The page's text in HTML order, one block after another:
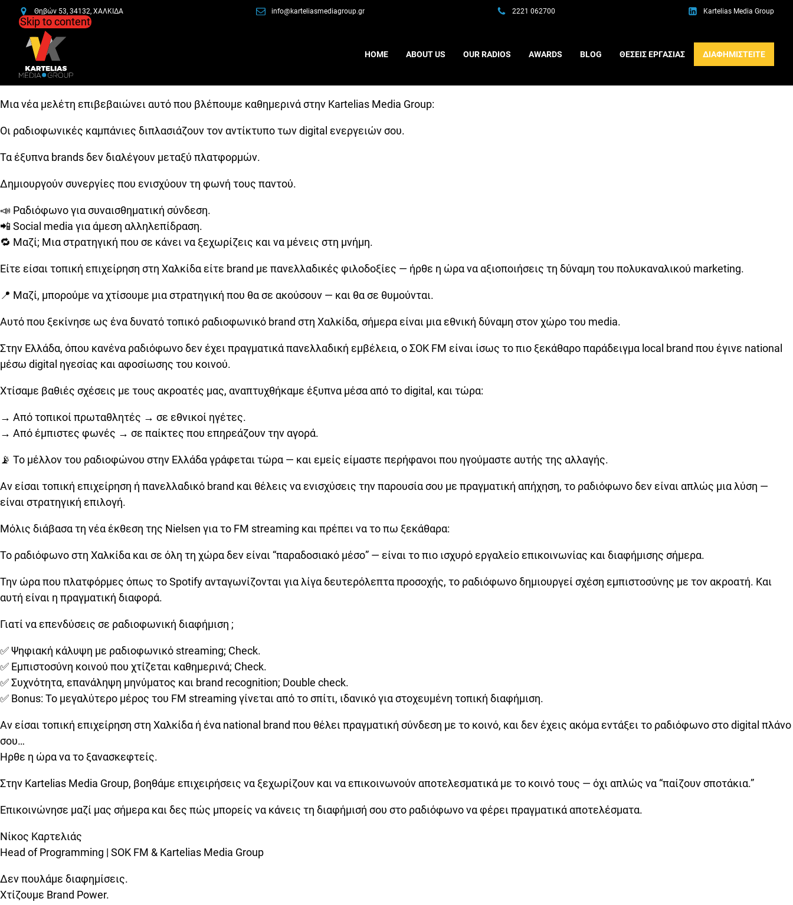
Θηβών 53, 34132, ΧΑΛΚΙΔΑ info@karteliasmediagroup.gr 2221 062700 Kartelias Media Group
Skip to content
HOME ABOUT US OUR RADIOS AWARDS BLOG ΘΕΣΕΙΣ ΕΡΓΑΣΙΑΣ ΔΙΑΦΗΜΙΣΤΕΙΤΕ
Μια νέα μελέτη επιβεβαιώνει αυτό που βλέπουμε καθημερινά στην Kartelias Media Group:
Οι ραδιοφωνικές καμπάνιες διπλασιάζουν τον αντίκτυπο των digital ενεργειών σου.
Τα έξυπνα brands δεν διαλέγουν μεταξύ πλατφορμών.
Δημιουργούν συνεργίες που ενισχύουν τη φωνή τους παντού.
📣 Ραδιόφωνο για συναισθηματική σύνδεση.
📲 Social media για άμεση αλληλεπίδραση.
🔁 Μαζί; Μια στρατηγική που σε κάνει να ξεχωρίζεις και να μένεις στη μνήμη.
Είτε είσαι τοπική επιχείρηση στη Χαλκίδα είτε brand με πανελλαδικές φιλοδοξίες — ήρθε η ώρα να αξιοποιήσεις τη δύναμη του πολυκαναλικού marketing.
📍 Μαζί, μπορούμε να χτίσουμε μια στρατηγική που θα σε ακούσουν — και θα σε θυμούνται.
Αυτό που ξεκίνησε ως ένα δυνατό τοπικό ραδιοφωνικό brand στη Χαλκίδα, σήμερα είναι μια εθνική δύναμη στον χώρο του media.
Στην Ελλάδα, όπου κανένα ραδιόφωνο δεν έχει πραγματικά πανελλαδική εμβέλεια, ο ΣΟΚ FM είναι ίσως το πιο ξεκάθαρο παράδειγμα local brand που έγινε national
μέσω digital ηγεσίας και αφοσίωσης του κοινού.
Χτίσαμε βαθιές σχέσεις με τους ακροατές μας, αναπτυχθήκαμε έξυπνα μέσα από το digital, και τώρα:
→ Από τοπικοί πρωταθλητές → σε εθνικοί ηγέτες.
→ Από έμπιστες φωνές → σε παίκτες που επηρεάζουν την αγορά.
📡 Το μέλλον του ραδιοφώνου στην Ελλάδα γράφεται τώρα — και εμείς είμαστε περήφανοι που ηγούμαστε αυτής της αλλαγής.
Αν είσαι τοπική επιχείρηση ή πανελλαδικό brand και θέλεις να ενισχύσεις την παρουσία σου με πραγματική απήχηση, το ραδιόφωνο δεν είναι απλώς μια λύση —
είναι στρατηγική επιλογή.
Μόλις διάβασα τη νέα έκθεση της Nielsen για το FM streaming και πρέπει να το πω ξεκάθαρα:
Το ραδιόφωνο στη Χαλκίδα και σε όλη τη χώρα δεν είναι “παραδοσιακό μέσο” — είναι το πιο ισχυρό εργαλείο επικοινωνίας και διαφήμισης σήμερα.
Την ώρα που πλατφόρμες όπως το Spotify ανταγωνίζονται για λίγα δευτερόλεπτα προσοχής, το ραδιόφωνο δημιουργεί σχέση εμπιστοσύνης με τον ακροατή. Και
αυτή είναι η πραγματική διαφορά.
Γιατί να επενδύσεις σε ραδιοφωνική διαφήμιση ;
✅ Ψηφιακή κάλυψη με ραδιοφωνικό streaming; Check.
✅ Εμπιστοσύνη κοινού που χτίζεται καθημερινά; Check.
✅ Συχνότητα, επανάληψη μηνύματος και brand recognition; Double check.
✅ Bonus: Το μεγαλύτερο μέρος του FM streaming γίνεται από το σπίτι, ιδανικό για στοχευμένη τοπική διαφήμιση.
Αν είσαι τοπική επιχείρηση στη Χαλκίδα ή ένα national brand που θέλει πραγματική σύνδεση με το κοινό, και δεν έχεις ακόμα εντάξει το ραδιόφωνο στο digital πλάνο
σου…
Ήρθε η ώρα να το ξανασκεφτείς.
Στην Kartelias Media Group, βοηθάμε επιχειρήσεις να ξεχωρίζουν και να επικοινωνούν αποτελεσματικά με το κοινό τους — όχι απλώς να “παίζουν σποτάκια.”
Επικοινώνησε μαζί μας σήμερα και δες πώς μπορείς να κάνεις τη διαφήμισή σου στο ραδιόφωνο να φέρει πραγματικά αποτελέσματα.
Νίκος Καρτελιάς
Head of Programming | SOK FM & Kartelias Media Group
Δεν πουλάμε διαφημίσεις.
Χτίζουμε Brand Power.